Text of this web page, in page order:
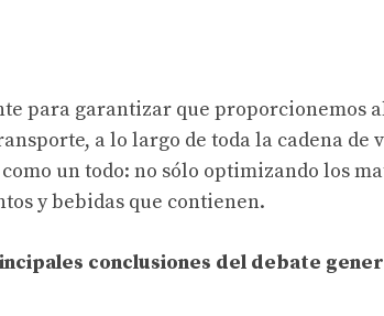
para garantizar que proporcionemos
a lo largo de toda la cadena de
un todo: no sólo optimizando los
y bebidas que contienen.
conclusiones del debate